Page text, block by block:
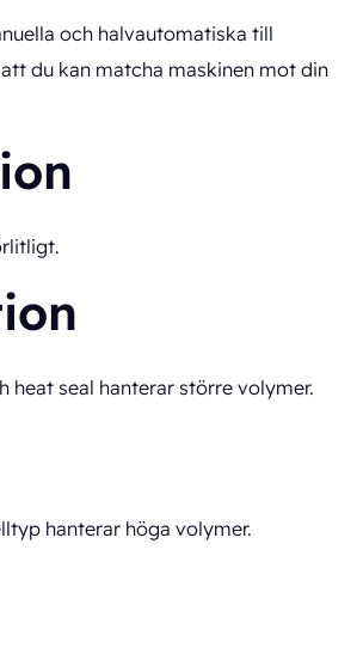
och halvautomatiska till
du kan matcha maskinen mot din
seal hanterar större volymer.
hanterar höga volymer.